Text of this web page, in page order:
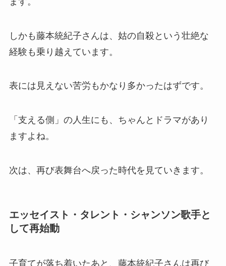
しかも藤本統紀子さんは、姑の自殺という壮絶な
経験も乗り越えています。
表には見えない苦労もかなり多かったはずです。
「支える側」の人生にも、ちゃんとドラマがあり
ますよね。
次は、再び表舞台へ戻った時代を見ていきます。
エッセイスト・タレント・シャンソン歌手と
して再始動
子育てが落ち着いたあと、藤本統紀子さんは再び